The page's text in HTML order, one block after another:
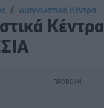
Διαγνωστικά Κέντρα
Κέντρα